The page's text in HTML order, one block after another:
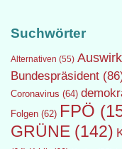
Suchwörter
Alternativen (55)
Bundespräsident
Coronavirus (64)
Folgen (62) FPÖ
GRÜNE (142)